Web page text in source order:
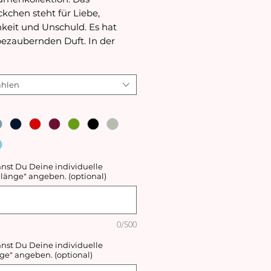
steht für Liebe,
und Unschuld. Es hat
Duft. In der
dass das Glück
drei Stickmotive aus der
wird auch
von Ekaterina
(Kettenstich) und
dem Basic Collection T-
zur Geltung.
Infos zu unseren
du hier.
Du Deine individuelle
angeben. (optional)
0/500
Du Deine individuelle
angeben. (optional)